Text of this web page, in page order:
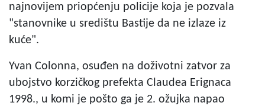
najnovijem priopćenju policije koja je pozvala
"stanovnike u središtu Bastije da ne izlaze iz
kuće".
Yvan Colonna, osuđen na doživotni zatvor za
ubojstvo korzičkog prefekta Claudea Erignaca
1998., u komi je pošto ga je 2. ožujka napao